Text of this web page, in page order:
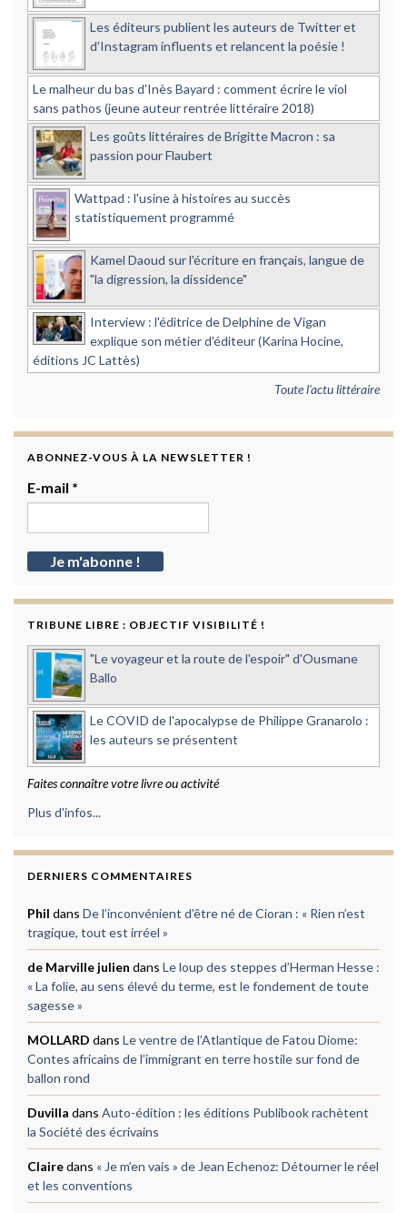
Les éditeurs publient les auteurs de Twitter et
d'Instagram influents et relancent la poésie !
Le malheur du bas d'Inès Bayard : comment écrire le viol
sans pathos (jeune auteur rentrée littéraire 2018)
Les goûts littéraires de Brigitte Macron : sa
passion pour Flaubert
Wattpad : l'usine à histoires au succès
statistiquement programmé
Kamel Daoud sur l'écriture en français, langue de
"la digression, la dissidence"
Interview : l'éditrice de Delphine de Vigan
explique son métier d'éditeur (Karina Hocine,
éditions JC Lattès)
Toute l'actu littéraire
ABONNEZ-VOUS À LA NEWSLETTER !
E-mail *
TRIBUNE LIBRE : OBJECTIF VISIBILITÉ !
"Le voyageur et la route de l'espoir" d'Ousmane
Ballo
Le COVID de l'apocalypse de Philippe Granarolo :
les auteurs se présentent
Faites connaître votre livre ou activité
Plus d'infos...
DERNIERS COMMENTAIRES
Phil dans De l’inconvénient d’être né de Cioran : « Rien n’est
tragique, tout est irréel »
de Marville julien dans Le loup des steppes d’Herman Hesse :
« La folie, au sens élevé du terme, est le fondement de toute
sagesse »
MOLLARD dans Le ventre de l’Atlantique de Fatou Diome:
Contes africains de l’immigrant en terre hostile sur fond de
ballon rond
Duvilla dans Auto-édition : les éditions Publibook rachètent
la Société des écrivains
Clairedans « Je m’en vais » de Jean Echenoz: Détourner le réel
et les conventions